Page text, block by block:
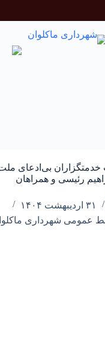
بی‌ادعای
رئیسی و همراهان
۳۱ اردیبهشت ۱۴۰۴
عمومی شهرداری